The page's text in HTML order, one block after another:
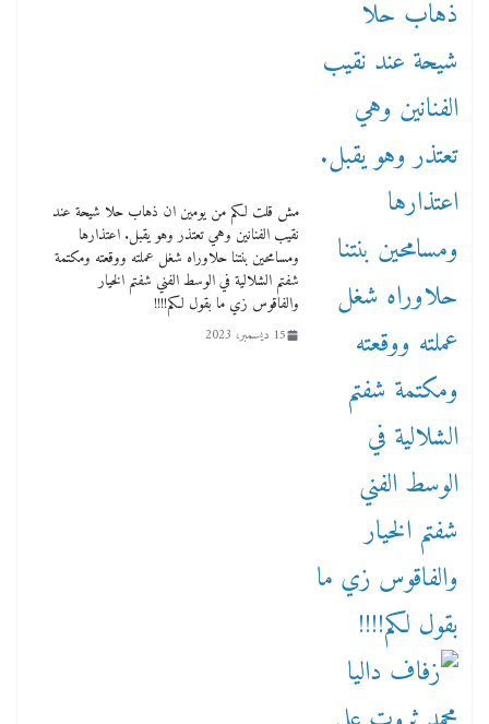
مش قلت لكم من يومين ان ذهاب حلا شيحة عند
نقيب الفنانين وهي تعتذر وهو يقبل. اعتذارها
ومسامحين بنتنا حلاوراه شغل عملته ووقعته ومكتمة
شفتم الشلالية في الوسط الفني شفتم الخيار
والفاقوس زي ما بقول لكم!!!!
15 ديسمبر، 2023